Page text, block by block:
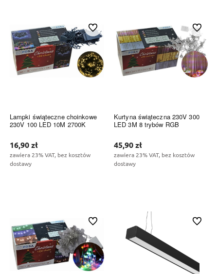
Lampki świąteczne choinkowe
230V 100 LED 10M 2700K
16,90 zł
zawiera 23% VAT, bez kosztów
dostawy
Do ulubionych
Kurtyna świąteczna 230V 300
LED 3M 8 trybów RGB
45,90 zł
zawiera 23% VAT, bez kosztów
dostawy
Do
Do ulubionych Do